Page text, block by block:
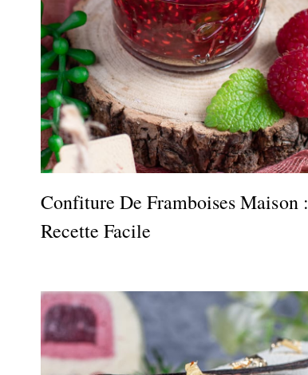
Confiture De Framboises Maison :
Recette Facile